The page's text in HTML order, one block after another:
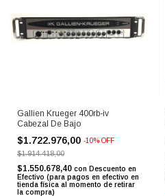
Gallien Krueger 400rb-iv
Cabezal De Bajo
$1.722.976,00 -10% OFF
$1.914.418,00
$1.550.678,40 con Descuento en
Efectivo (para pagos en efectivo en
tienda física al momento de retirar
la compra)